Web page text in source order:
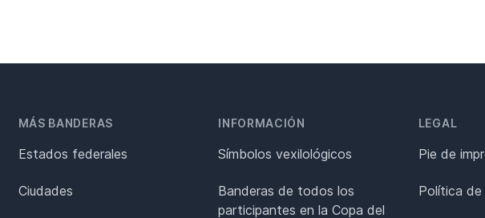
MÁS BANDERAS
Estados federales
Ciudades
INFORMACIÓN
Símbolos vexilológicos
Banderas de todos los
participantes en la Copa del
LEGAL
Pie de
Política